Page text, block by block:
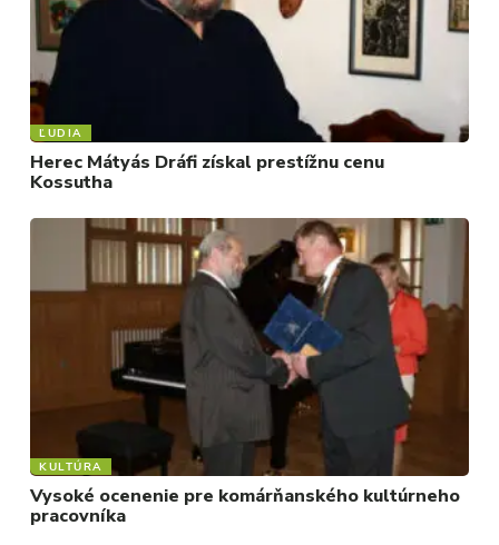
FOTKY
VIDEO
ĽUDIA
Herec Mátyás Dráfi získal prestížnu cenu
Kossutha
KULTÚRA
Vysoké ocenenie pre komárňanského kultúrneho
pracovníka